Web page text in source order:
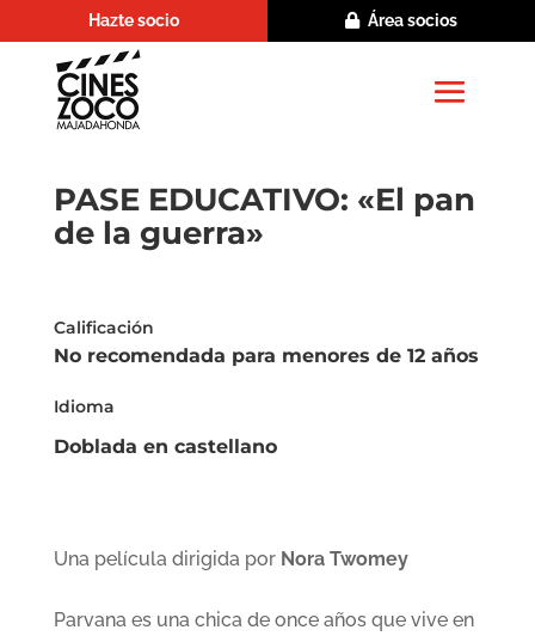
Hazte socio Área socios
PASE EDUCATIVO: «El pan
de la guerra»
Calificación
No recomendada para menores de 12 años
Idioma
Doblada en castellano
Una película dirigida por Nora Twomey
Parvana es una chica de once años que vive en